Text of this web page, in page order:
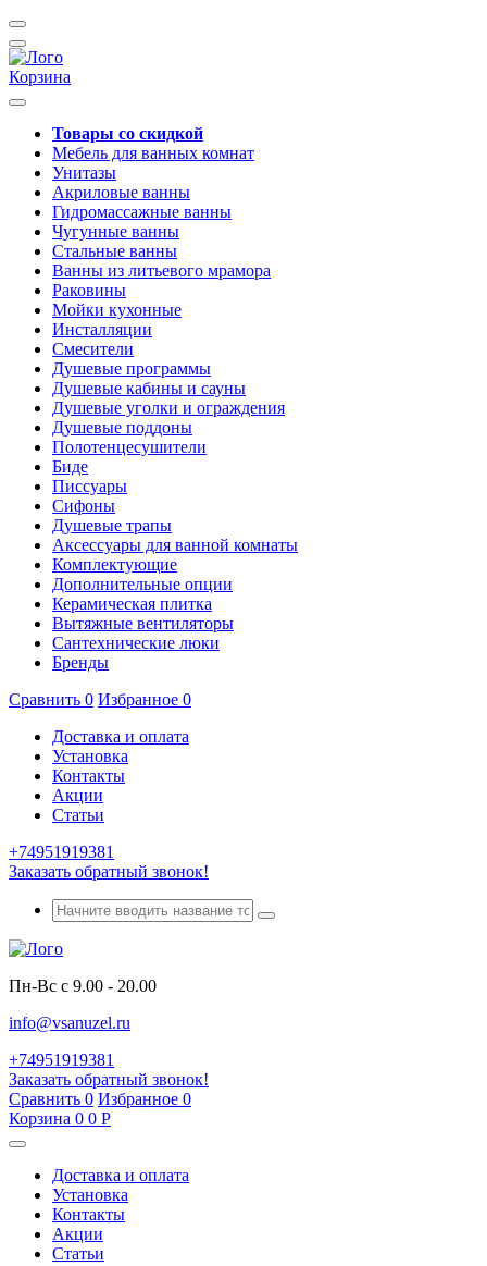
Корзина
Товары со скидкой
Мебель для ванных комнат
Унитазы
Акриловые ванны
Гидромассажные ванны
Чугунные ванны
Стальные ванны
Ванны из литьевого мрамора
Раковины
Мойки кухонные
Инсталляции
Смесители
Душевые программы
Душевые кабины и сауны
Душевые уголки и ограждения
Душевые поддоны
Полотенцесушители
Биде
Писсуары
Сифоны
Душевые трапы
Аксессуары для ванной комнаты
Комплектующие
Дополнительные опции
Керамическая плитка
Вытяжные вентиляторы
Сантехнические люки
Бренды
Сравнить 0 Избранное 0
Доставка и оплата
Установка
Контакты
Акции
Статьи
+74951919381
Заказать обратный звонок!
Пн-Вс с 9.00 - 20.00
info@vsanuzel.ru
+74951919381
Заказать обратный звонок!
Сравнить 0 Избранное 0
Корзина 0 0 Р
Доставка и оплата
Установка
Контакты
Акции
Статьи